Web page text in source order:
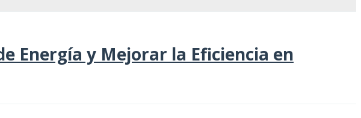
Energía y Mejorar la Eficiencia en